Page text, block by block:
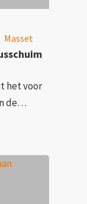
Masset
het voor
de…